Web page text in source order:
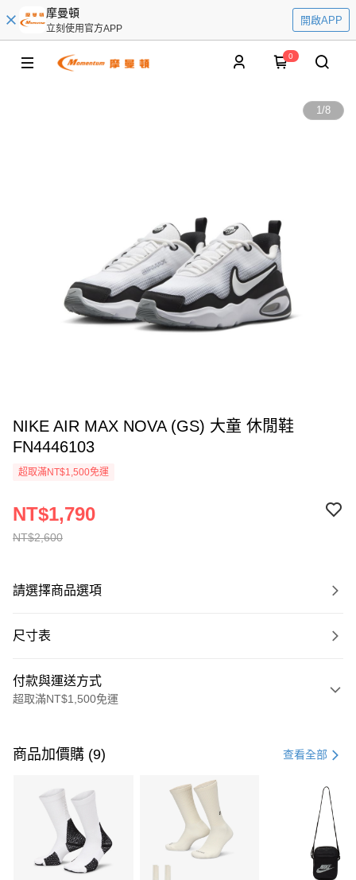
摩曼頓
立刻使用官方APP
開啟APP
0
1/8
NIKE AIR MAX NOVA (GS) 大童 休閒鞋
FN4446103
超取滿NT$1,500免運
NT$2,600
NT$1,790
請選擇商品選項
尺寸表
付款與運送方式
超取滿NT$1,500免運
信用卡一次付款
3 期 0 利率 每期 21家銀行
合作金庫商業銀行
第一商業銀行
華南商業銀行
彰化商業銀行
上海商業儲蓄銀行
Apple Pay
商品加價購 (9) 查看全部